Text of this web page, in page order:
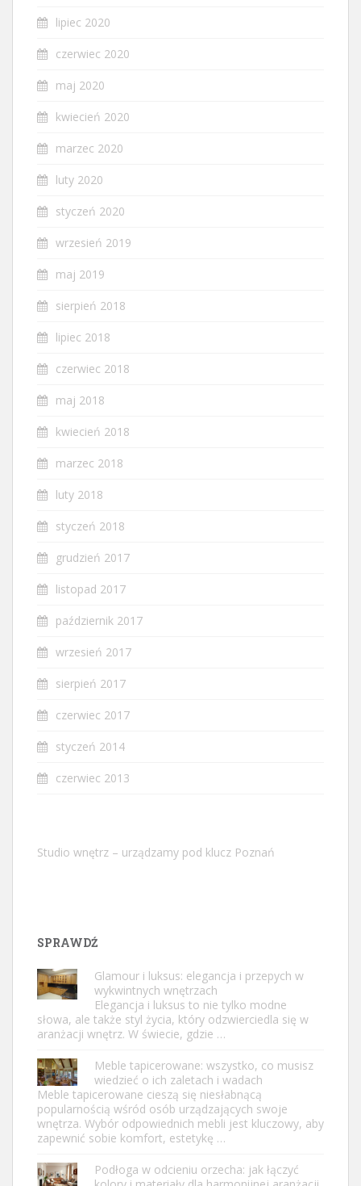
lipiec 2020
czerwiec 2020
maj 2020
kwiecień 2020
marzec 2020
luty 2020
styczeń 2020
wrzesień 2019
maj 2019
sierpień 2018
lipiec 2018
czerwiec 2018
maj 2018
kwiecień 2018
marzec 2018
luty 2018
styczeń 2018
grudzień 2017
listopad 2017
październik 2017
wrzesień 2017
sierpień 2017
czerwiec 2017
styczeń 2014
czerwiec 2013
Studio wnętrz – urządzamy pod klucz Poznań
SPRAWDŹ
Glamour i luksus: elegancja i przepych w
wykwintnych wnętrzach
Elegancja i luksus to nie tylko modne
słowa, ale także styl życia, który odzwierciedla się w
aranżacji wnętrz. W świecie, gdzie …
Meble tapicerowane: wszystko, co musisz
wiedzieć o ich zaletach i wadach
Meble tapicerowane cieszą się niesłabnącą
popularnością wśród osób urządzających swoje
wnętrza. Wybór odpowiednich mebli jest kluczowy, aby
zapewnić sobie komfort, estetykę …
Podłoga w odcieniu orzecha: jak łączyć